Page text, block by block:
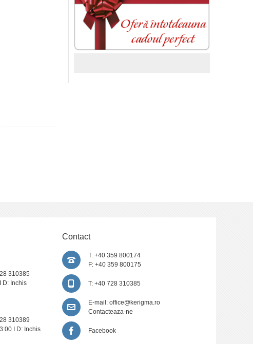
310385
D: Inchis
310389
I D: Inchis
Contact
T: +40 359 800174
F: +40 359 800175
T: +40 728 310385
E-mail: office@kerigma.ro
Contacteaza-ne
Facebook